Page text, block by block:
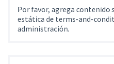
Por favor, agrega contenido
estática de terms-and-
administración.